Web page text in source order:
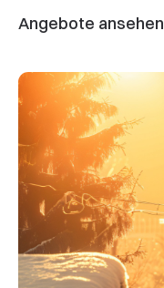
Angebote ansehen